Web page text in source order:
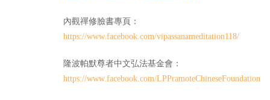
內觀禪修臉書專頁：
https://www.facebook.com/vipassanameditation118/
隆波帕默尊者中文弘法基金會：
https://www.facebook.com/LPPramoteChineseFoundation